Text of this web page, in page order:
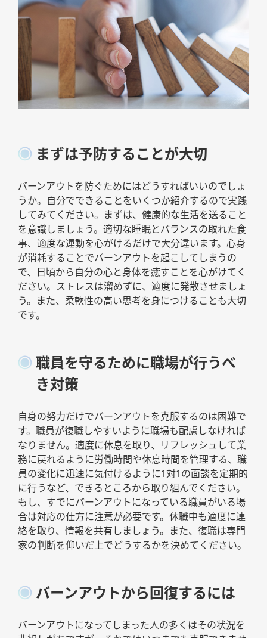
まずは予防することが大切
バーンアウトを防ぐためにはどうすればいいのでしょ
うか。自分でできることをいくつか紹介するので実践
してみてください。まずは、健康的な生活を送ること
を意識しましょう。適切な睡眠とバランスの取れた食
事、適度な運動を心がけるだけで大分違います。心身
が消耗することでバーンアウトを起こしてしまうの
で、日頃から自分の心と身体を癒すことを心がけてく
ださい。ストレスは溜めずに、適度に発散させましょ
う。また、柔軟性の高い思考を身につけることも大切
です。
職員を守るために職場が行うべ
き対策
自身の努力だけでバーンアウトを克服するのは困難で
す。職員が復職しやすいように職場も配慮しなければ
なりません。適度に休息を取り、リフレッシュして業
務に戻れるように労働時間や休息時間を管理する、職
員の変化に迅速に気付けるように1対1の面談を定期的
に行うなど、できるところから取り組んでください。
もし、すでにバーンアウトになっている職員がいる場
合は対応の仕方に注意が必要です。休職中も適度に連
絡を取り、情報を共有しましょう。また、復職は専門
家の判断を仰いだ上でどうするかを決めてください。
バーンアウトから回復するには
バーンアウトになってしまった人の多くはその状況を